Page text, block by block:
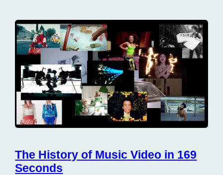
The History of Music Video in 169
Seconds